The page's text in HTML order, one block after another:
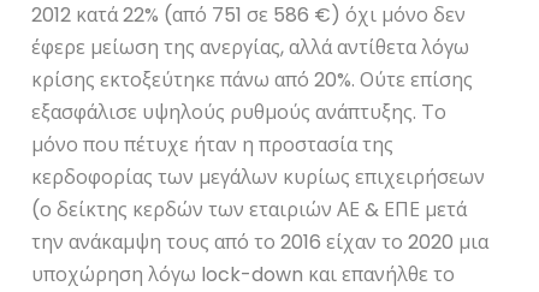
2012 κατά 22% (από 751 σε 586 €) όχι μόνο δεν
έφερε μείωση της ανεργίας, αλλά αντίθετα λόγω
κρίσης εκτοξεύτηκε πάνω από 20%. Ούτε επίσης
εξασφάλισε υψηλούς ρυθμούς ανάπτυξης. Το
μόνο που πέτυχε ήταν η προστασία της
κερδοφορίας των μεγάλων κυρίως επιχειρήσεων
(ο δείκτης κερδών των εταιριών ΑΕ & ΕΠΕ μετά
την ανάκαμψη τους από το 2016 είχαν το 2020 μια
υποχώρηση λόγω lock-down και επανήλθε το